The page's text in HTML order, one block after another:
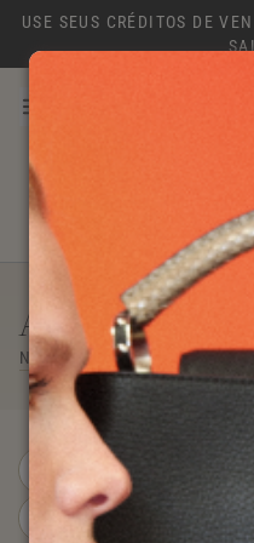
USE SEUS CRÉDITOS DE
NEW IN
A4157
Na Gringa desde 2021
Mostrar Filtros